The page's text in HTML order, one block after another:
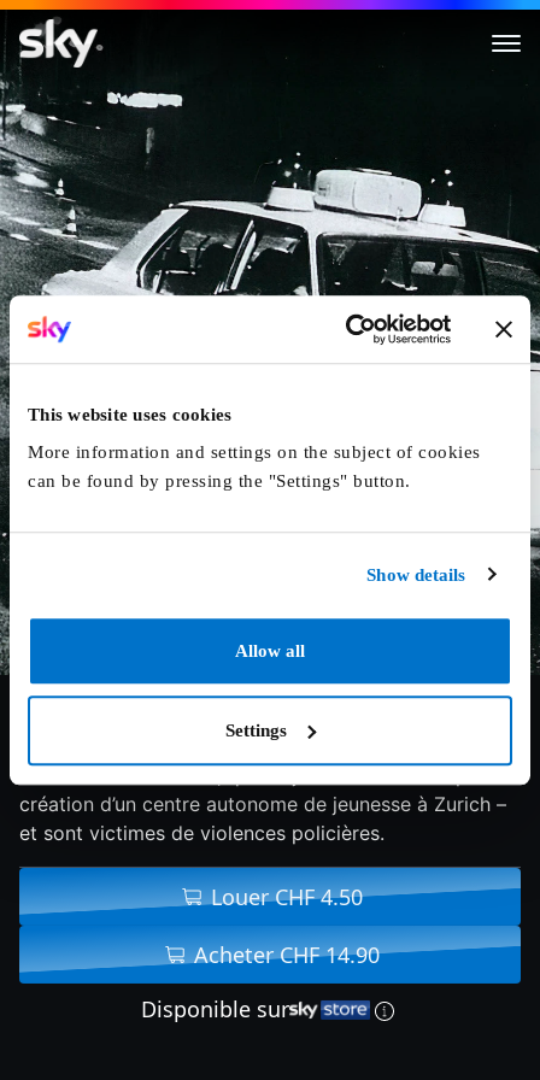
This website uses cookies
More information and settings on the subject of cookies
can be found by pressing the "Settings" button.
Show details
Allow all
Settings
Dani, Michi, Renato & Max
Dans les années 1980, quatre jeunes se battent pour la
création d’un centre autonome de jeunesse à Zurich –
et sont victimes de violences policières.
Louer CHF 4.50
Acheter CHF 14.90
Disponible sur